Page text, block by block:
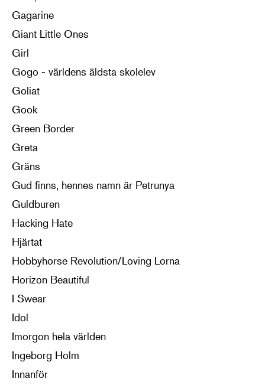
Gagarine
Giant Little Ones
Girl
Gogo - världens äldsta skolelev
Goliat
Gook
Green Border
Greta
Gräns
Gud finns, hennes namn är Petrunya
Guldburen
Hacking Hate
Hjärtat
Hobbyhorse Revolution/Loving Lorna
Horizon Beautiful
I Swear
Idol
Imorgon hela världen
Ingeborg Holm
Innanför